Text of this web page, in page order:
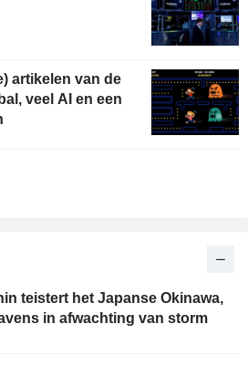
artikelen van de
veel AI en een
teistert het Japanse Okinawa,
in afwachting van storm